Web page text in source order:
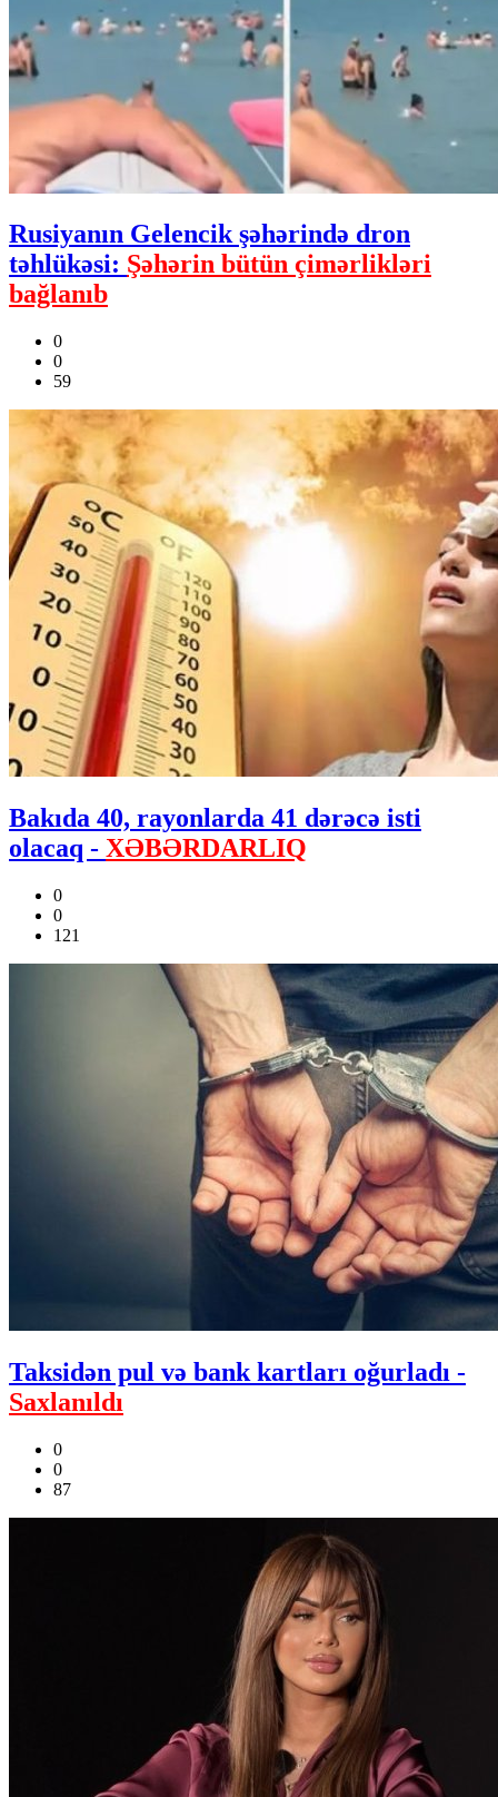
Rusiyanın Gelencik şəhərində dron
təhlükəsi: Şəhərin bütün çimərlikləri
bağlanıb
0
0
59
Bakıda 40, rayonlarda 41 dərəcə isti
olacaq - XƏBƏRDARLIQ
0
0
121
Taksidən pul və bank kartları oğurladı -
Saxlanıldı
0
0
87